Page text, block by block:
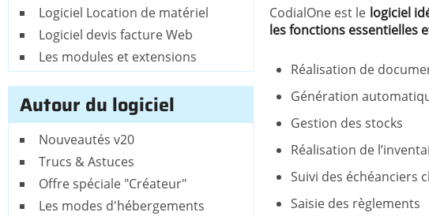
CodialOne est le logiciel
les fonctions essentielles
Réalisation de
Génération
Gestion des stocks
Réalisation de
Suivi des échéanciers
Saisie des règlements
Logiciel Location de matériel
Logiciel devis facture Web
Les modules et extensions
Autour du logiciel
Nouveautés v20
Trucs & Astuces
Offre spéciale "Créateur"
Les modes d'hébergements